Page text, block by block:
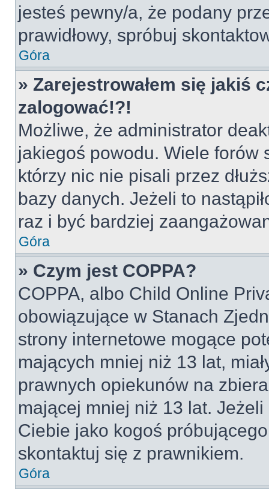
jesteś pewny/a, że podany
prawidłowy, spróbuj
Góra
» Zarejestrowałem się jakiś
zalogować!?!
Możliwe, że administrator
jakiegoś powodu. Wiele forów
którzy nic nie pisali przez
bazy danych. Jeżeli to
raz i być bardziej
Góra
» Czym jest COPPA?
COPPA, albo Child Online
obowiązujące w Stanach
strony internetowe mogące
mających mniej niż 13 lat,
prawnych opiekunów na
mającej mniej niż 13 lat.
Ciebie jako kogoś
skontaktuj się z prawnikiem.
Góra